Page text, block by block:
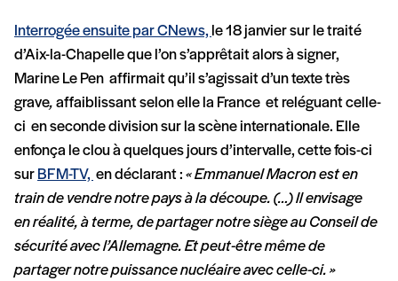
Interrogée ensuite parCNews, le 18 janvier sur le traité
d’Aix-la-Chapelle que l’on s’apprêtait alors à signer,
Marine Le Pen affirmait qu’il s’agissait d’un texte très
grave, affaiblissant selon elle la France et reléguant celle-
ci en seconde division sur la scène internationale. Elle
enfonça le clou à quelques jours d’intervalle, cette fois-ci
sur BFM-TV, en déclarant : « Emmanuel Macron est en
train de vendre notre pays à la découpe. (…) Il envisage
en réalité, à terme, de partager notre siège au Conseil de
sécurité avec l’Allemagne. Et peut-être même de
partager notre puissance nucléaire avec celle-ci. »